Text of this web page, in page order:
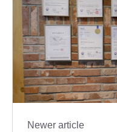
Newer article